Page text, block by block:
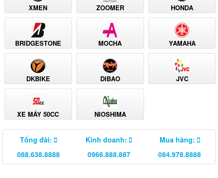
XMEN ZOOMER HONDA
BRIDGESTONE MOCHA YAMAHA
DKBIKE DIBAO JVC
XE MÁY 50CC NIOSHIMA
Tổng đài:
088.638.8888
Kinh doanh:
0966.888.887
Mua hàng:
084.978.8888